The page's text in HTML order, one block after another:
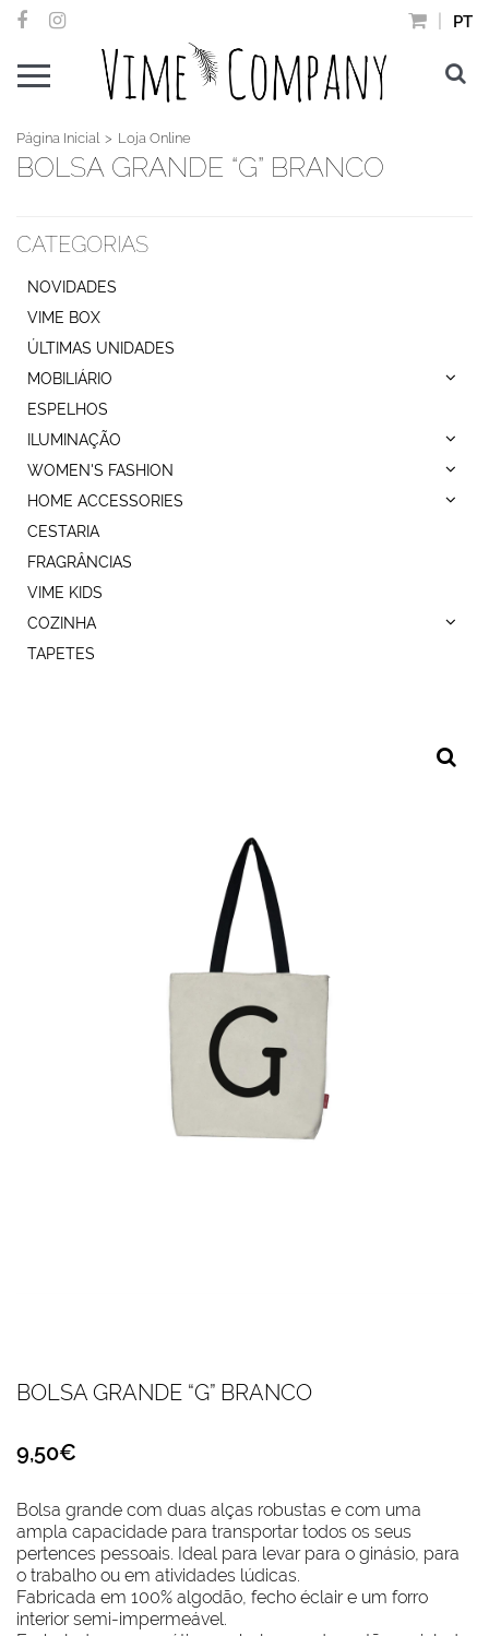
PT
Página Inicial Loja Online
BOLSA GRANDE “G” BRANCO
CATEGORIAS
NOVIDADES
VIME BOX
ÚLTIMAS UNIDADES
MOBILIÁRIO
ESPELHOS
ILUMINAÇÃO
WOMEN'S FASHION
HOME ACCESSORIES
CESTARIA
FRAGRÂNCIAS
VIME KIDS
COZINHA
TAPETES
BOLSA GRANDE “G” BRANCO
9,50€
Bolsa grande com duas alças robustas e com uma
ampla capacidade para transportar todos os seus
pertences pessoais. Ideal para levar para o ginásio, para
o trabalho ou em atividades lúdicas.
Fabricada em 100% algodão, fecho éclair e um forro
interior semi-impermeável.